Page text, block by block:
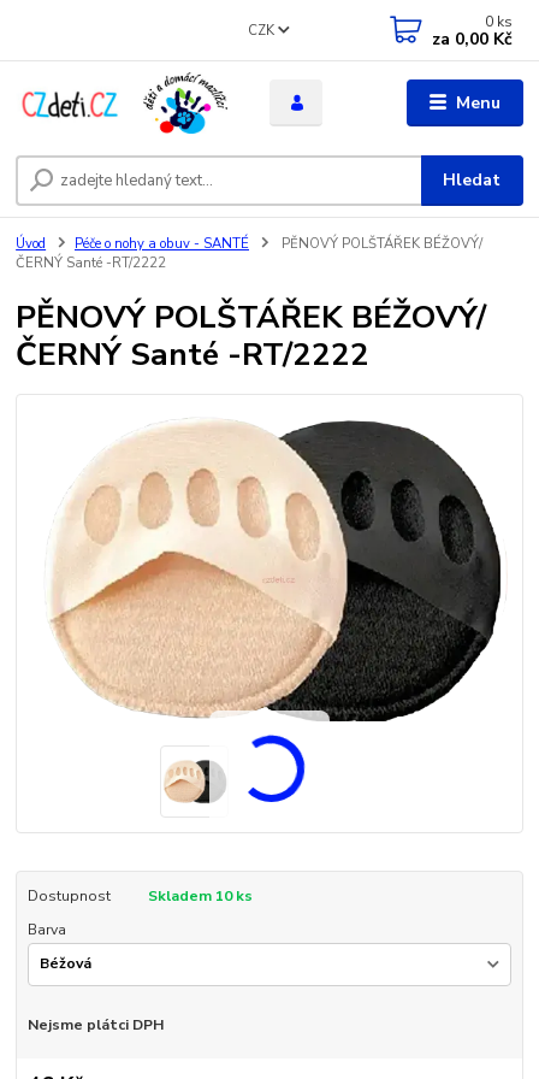
Menu
CZK
Hledat
0 ks
za 0,00 Kč
Úvod Péče o nohy a obuv - SANTÉ
PĚNOVÝ POLŠTÁŘEK BÉŽOVÝ/
ČERNÝ Santé -RT/2222
PĚNOVÝ POLŠTÁŘEK BÉŽOVÝ/
ČERNÝ Santé -RT/2222
Dostupnost
Skladem 10 ks
Barva
Nejsme plátci DPH